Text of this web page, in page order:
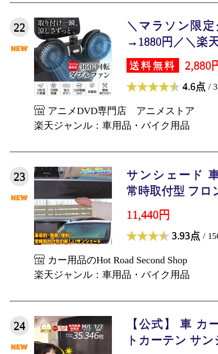
22
＼マラソン限定
→1880円／＼楽
送料無料 2,880
4.6点 /
アニメDVD専門店 アニメストア
楽天ジャンル：車用品・バイク用品
23
サンシェード
常時取付型 フロ
11,440円
3.93点 /
カー用品のHot Road Second Shop
楽天ジャンル：車用品・バイク用品
24
【公式】 車 カ
トカーテン サ